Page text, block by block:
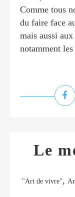
Comme tous
du faire face
mais aussi
notamment
Le
"Art de vivre",